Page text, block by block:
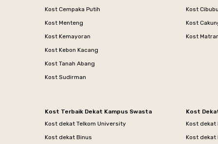
Kost Cempaka Putih
Kost Menteng
Kost Kemayoran
Kost Kebon Kacang
Kost Tanah Abang
Kost Sudirman
Kost
Kost
Kost
Kost Terbaik Dekat Kampus Swasta
Kost dekat Telkom University
Kost dekat Binus
Kost
Kost dekat
Kost dekat